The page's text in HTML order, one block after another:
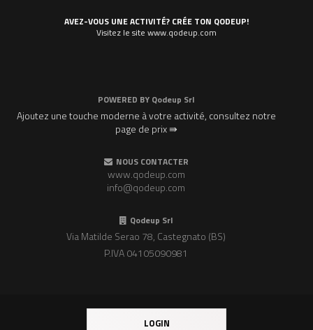
AVEZ-VOUS UNE ACTIVITÉ? CRÉE TON QODEUP!
Visitez le site www.qodeup.com
POWERED BY Qodeup Srl
Ajoutez une touche moderne à votre activité, consultez notre
page de prix ⇛
NOUS CONTACTER
www.qodeup.com
info@qodeup.com
Qodeup Srl
Via Matilde Serao 78, Castegnato (BS)
P.IVA 04105090981
LOGIN